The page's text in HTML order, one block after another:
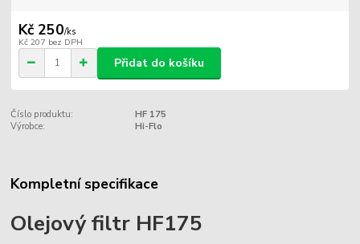
Kč 250/ks
Kč 207 bez DPH
Přidat do košíku
Číslo produktu:
HF 175
Výrobce:
Hi-Flo
Kompletní specifikace
Olejový filtr HF175